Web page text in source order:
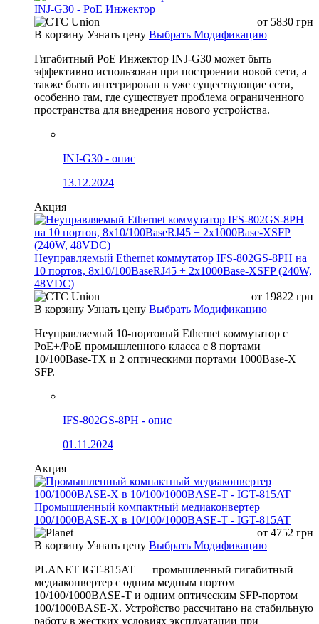
INJ-G30 - PoE Инжектор
от 5830 грн
В корзину Узнать цену Выбрать Модификацию
Гигабитный PoE Инжектор INJ-G30 может быть
эффективно использован при построении новой сети, а
также быть интегрирован в уже существующие сети,
особенно там, где существует проблема ограниченного
пространства для внедрения нового устройства.
INJ-G30 - опис
13.12.2024
Акция
Неуправляемый Ethernet коммутатор IFS-802GS-8PH на
10 портов, 8x10/100BaseRJ45 + 2x1000Base-XSFP (240W,
48VDC)
от 19822 грн
В корзину Узнать цену Выбрать Модификацию
Неуправляемый 10-портовый Ethernet коммутатор с
PoE+/PoE промышленного класса с 8 портами
10/100Base-TX и 2 оптическими портами 1000Base-X
SFP.
IFS-802GS-8PH - опис
01.11.2024
Акция
Промышленный компактный медиаконвертер
100/1000BASE-X в 10/100/1000BASE-T - IGT-815AT
от 4752 грн
В корзину Узнать цену Выбрать Модификацию
PLANET IGT-815AT — промышленный гигабитный
медиаконвертер с одним медным портом
10/100/1000BASE-T и одним оптическим SFP-портом
100/1000BASE-X. Устройство рассчитано на стабильную
работу в жестких условиях эксплуатации при